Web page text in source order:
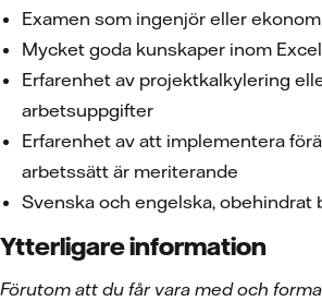
Examen som ingenjör eller ekonom
Mycket goda kunskaper inom Excel
Erfarenhet av projektkalkylering
arbetsuppgifter
Erfarenhet av att implementera
arbetssätt är meriterande
Svenska och engelska, obehindrat
Ytterligare information
Förutom att du får vara med och